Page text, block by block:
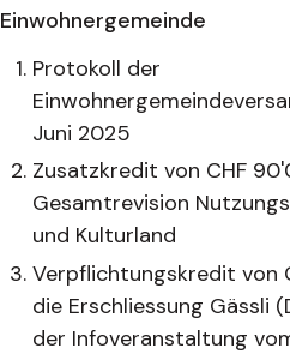
Einwohnergemeinde
Protokoll der
Juni 2025
Zusatzkredit von CHF
Gesamtrevision
und Kulturland
Verpflichtungskredit von
die Erschliessung Gässli (
der Infoveranstaltung